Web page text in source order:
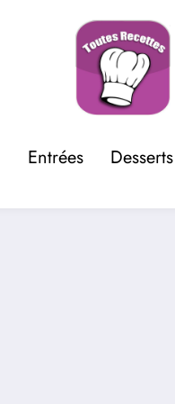
Entrées Desserts